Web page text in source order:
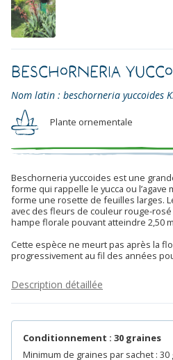
Beschorneria
Nom latin : beschorneria yuccoides
Plante ornementale
Beschorneria yuccoides est une
forme qui rappelle le yucca ou l’agave
forme une rosette de feuilles larges.
avec des fleurs de couleur rouge-
hampe florale pouvant atteindre 2,50
Cette espèce ne meurt pas après la
progressivement au fil des années
Description détaillée
Conditionnement : 30 graines
Minimum de graines par sachet : 30